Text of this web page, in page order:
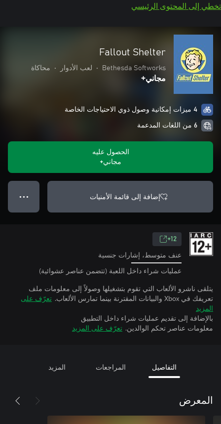
تخطي إلى المحتوى الرئيسي
Fallout Shelter
Bethesda Softworks
• لعب الأدوار • محاكاة
مجاني+
4 ميزات إمكانية وصول ذوي الاحتياجات الخاصة
6 من اللغات المدعمة
الحصول عليه
مجاني+
إضافة إلى قائمة الأمنيات ● ● ●
12+
عنف متوسط، إشارات جنسية
عمليات شراء داخل اللعبة (تتضمن عناصر عشوائية)
يتلقى ناشرو الألعاب التي تقوم بتشغيلها وصولاً إلى معلومات ملف
تعريفك في Xbox والبيانات المقترنة بينما تمارس الألعاب.
تعرّف على
المزيد
بالإضافة إلى تقديم عمليات شراء داخل التطبيق
معلومات عناصر تحكم الوالدين. تعرّف على المزيد
التفاصيل المراجعات المزيد
المعرض